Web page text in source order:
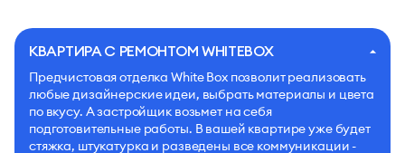
КВАРТИРА С РЕМОНТОМ WHITEBOX
Предчистовая отделка White Box позволит реализовать
любые дизайнерские идеи, выбрать материалы и цвета
по вкусу. А застройщик возьмет на себя
подготовительные работы. В вашей квартире уже будет
стяжка, штукатурка и разведены все коммуникации -